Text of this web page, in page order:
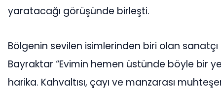
yaratacağı görüşünde birleşti.
Bölgenin sevilen isimlerinden biri olan sanatçı
Bayraktar “Evimin hemen üstünde böyle bir
harika. Kahvaltısı, çayı ve manzarası